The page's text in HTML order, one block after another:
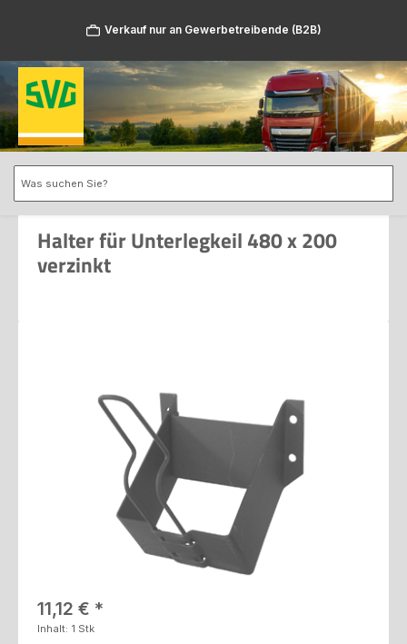
Verkauf nur an Gewerbetreibende (B2B)
Halter für Unterlegkeil 480 x 200
verzinkt
Regulärer Preis:
11,12 €
Inhalt: 1 Stk